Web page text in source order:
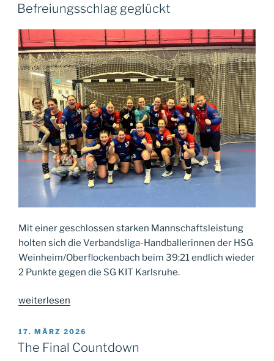
Schritt“
AM
Befreiungsschlag geglückt
Mit einer geschlossen starken Mannschaftsleistung
holten sich die Verbandsliga-Handballerinnen der HSG
Weinheim/Oberflockenbach beim 39:21 endlich wieder
2 Punkte gegen die SG KIT Karlsruhe.
„Befreiungsschlag
weiterlesen
VERÖFFENTLICHT
AM
17. MÄRZ 2026
The Final Countdown